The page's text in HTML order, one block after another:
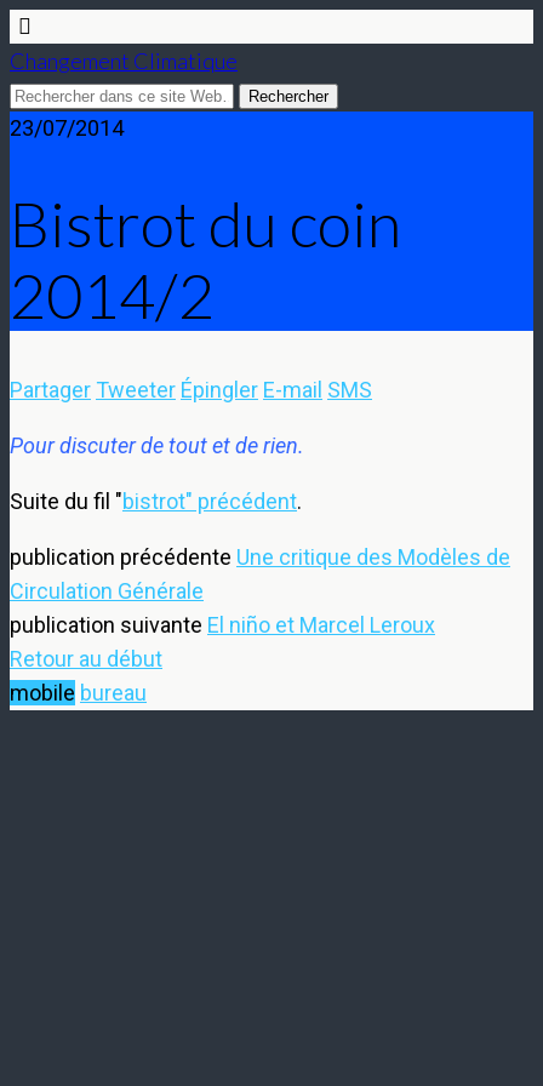
Changement Climatique
23/07/2014
Bistrot du coin
2014/2
Partager Tweeter Épingler E-mail SMS
Pour discuter de tout et de rien.
Suite du fil "bistrot" précédent.
publication précédente Une critique des Modèles de
Circulation Générale
publication suivante El niño et Marcel Leroux
Retour au début
mobile bureau